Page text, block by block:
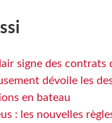
signe des
dévoile les
en bateau
: les nouvelles